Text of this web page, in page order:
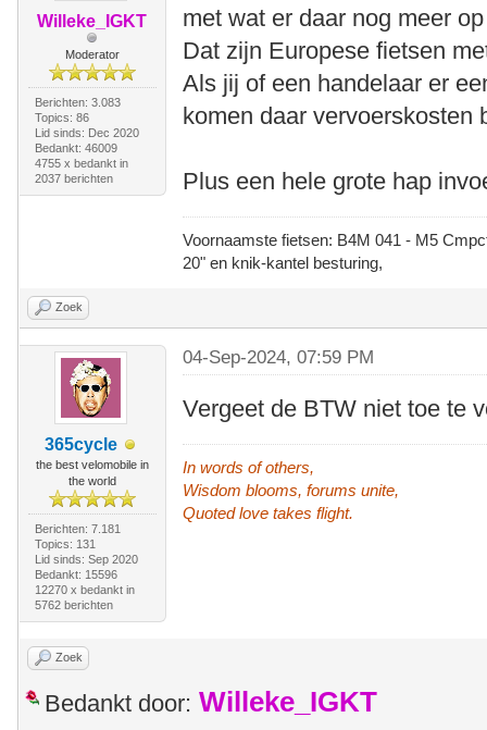
Willeke_IGKT
Moderator
Berichten: 3.083
Topics: 86
Lid sinds: Dec 2020
Bedankt: 46009
4755 x bedankt in
2037 berichten
met wat er daar nog meer
Dat zijn Europese fietsen
Als jij of een handelaar er
komen daar vervoerskosten
Plus een hele grote hap
Voornaamste fietsen: B4M 041 - M5
20" en knik-kantel besturing,
Zoek
365cycle
the best velomobile in
the world
Berichten: 7.181
Topics: 131
Lid sinds: Sep 2020
Bedankt: 15596
12270 x bedankt in
5762 berichten
04-Sep-2024, 07:59 PM
Vergeet de BTW niet toe te
In words of others,
Wisdom blooms, forums unite,
Quoted love takes flight.
Zoek
Bedankt door: Willeke_IGKT